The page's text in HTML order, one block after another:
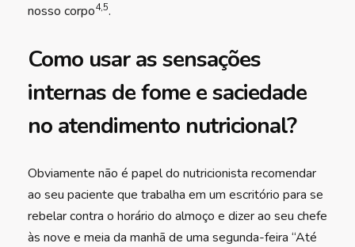
nosso corpo4,5.
Como usar as sensações
internas de fome e saciedade
no atendimento nutricional?
Obviamente não é papel do nutricionista recomendar
ao seu paciente que trabalha em um escritório para se
rebelar contra o horário do almoço e dizer ao seu chefe
às nove e meia da manhã de uma segunda-feira “Até